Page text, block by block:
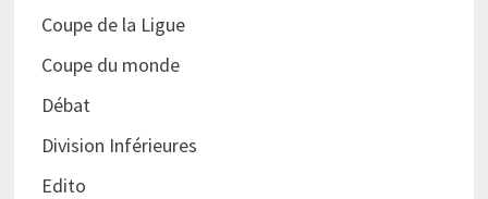
Coupe de la Ligue
Coupe du monde
Débat
Division Inférieures
Edito